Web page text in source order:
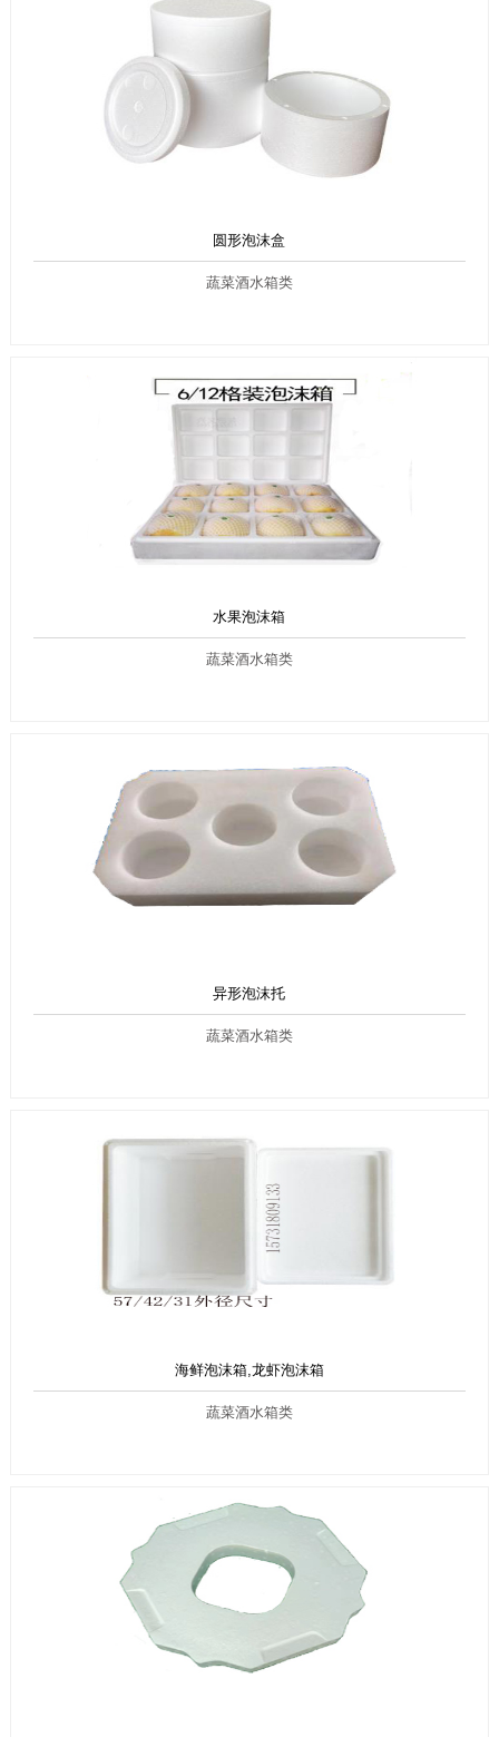
圆形泡沫盒
蔬菜酒水箱类
水果泡沫箱
蔬菜酒水箱类
异形泡沫托
蔬菜酒水箱类
海鲜泡沫箱,龙虾泡沫箱
蔬菜酒水箱类